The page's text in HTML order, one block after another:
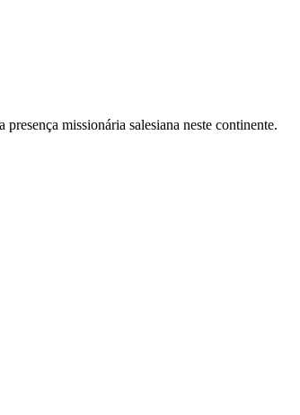
missionária salesiana neste continente.